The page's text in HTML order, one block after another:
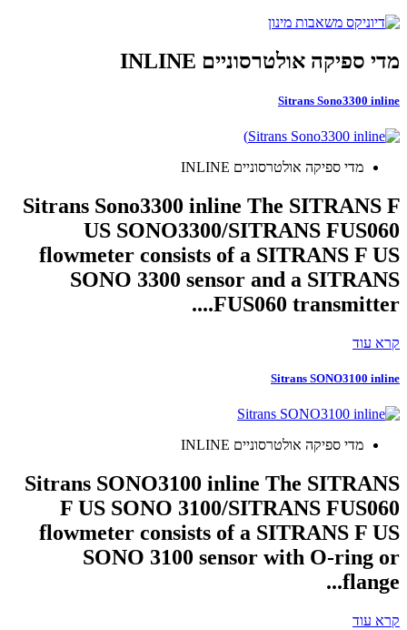
מדי ספיקה אולטרסוניים INLINE
Sitrans Sono3300 inline
מדי ספיקה אולטרסוניים INLINE
Sitrans Sono3300 inline The SITRANS F
US SONO3300/SITRANS FUS060
flowmeter consists of a SITRANS F US
SONO 3300 sensor and a SITRANS
FUS060 transmitter....
קרא עוד
Sitrans SONO3100 inline
מדי ספיקה אולטרסוניים INLINE
Sitrans SONO3100 inline The SITRANS
F US SONO 3100/SITRANS FUS060
flowmeter consists of a SITRANS F US
SONO 3100 sensor with O-ring or
flange...
קרא עוד